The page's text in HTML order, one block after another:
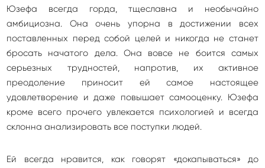
Юзефа всегда горда, тщеславна и необычайно
амбициозна. Она очень упорна в достижении всех
поставленных перед собой целей и никогда не станет
бросать начатого дела. Она вовсе не боится самых
серьезных трудностей, напротив, их активное
преодоление приносит ей самое настоящее
удовлетворение и даже повышает самооценку. Юзефа
кроме всего прочего увлекается психологией и всегда
склонна анализировать все поступки людей.
Ей всегда нравится, как говорят «докапываться» до